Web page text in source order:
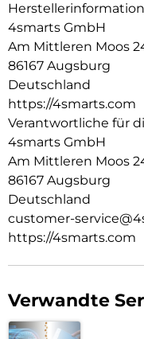
optimalen Schutz für
einzuschränken.
Kratzern bewahrt,
die Touchscreen-
uneingeschränkte
Produkt.
Transparente Eleganz:
Entdecke den Vorteil
Design deines Geräts
Feinheiten deines
Herstellerinformation
4smarts GmbH
Am Mittleren Moos
86167 Augsburg
Deutschland
https://4smarts.com
Verantwortliche für
4smarts GmbH
Am Mittleren Moos
86167 Augsburg
Deutschland
customer-
https://4smarts.com
Verwandte